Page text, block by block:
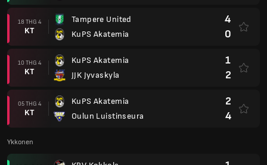
18 THG 4
KT
Tampere United
KuPS Akatemia
4
0
10 THG 4
KT
KuPS Akatemia
JJK Jyvaskyla
1
2
05 THG 4
KT
KuPS Akatemia
Oulun Luistinseura
2
4
Ykkonen